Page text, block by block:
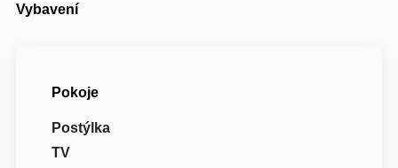
Vybavení
Pokoje
Postýlka
TV